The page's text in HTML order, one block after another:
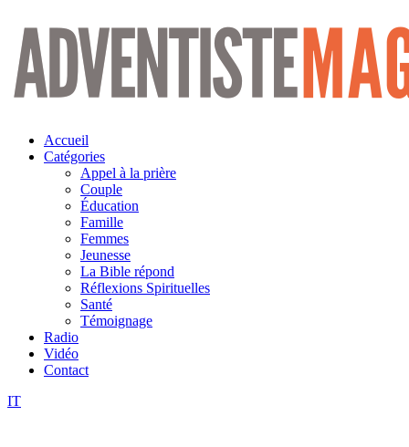
Aller
contenu
Accueil
Catégories
Appel à la prière
Couple
Éducation
Famille
Femmes
Jeunesse
La Bible répond
Réflexions Spirituelles
Santé
Témoignage
Radio
Vidéo
Contact
IT